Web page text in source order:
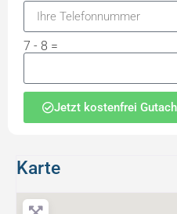
Karte
7 - 8 =
Jetzt kostenfrei